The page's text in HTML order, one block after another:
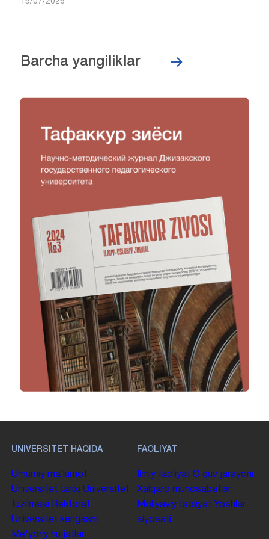
Barcha yangiliklar
UNIVERSITET HAQIDA
Umumiy maʼlumot
Universitet tarixi Universitet
tuzilmasi
Rektorat
Universitet kengashi
Me'yoriy hujjatlar
FAOLIYAT
Ilmiy faoliyat Oʻquv jarayoni
Xalqaro munosabatlar
Moliyaviy faoliyat Yoshlar
siyosati